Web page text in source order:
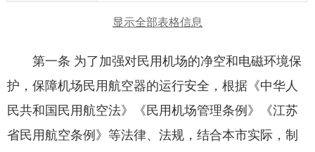
显示全部表格信息
第一条 为了加强对民用机场的净空和电磁环境保
护，保障机场民用航空器的运行安全，根据《中华人
民共和国民用航空法》《民用机场管理条例》《江苏
省民用航空条例》等法律、法规，结合本市实际，制